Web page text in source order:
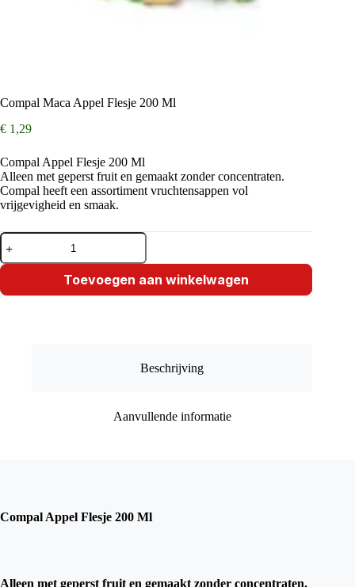
Compal Maca Appel Flesje 200 Ml
€ 1,29
Compal Appel Flesje 200 Ml
Alleen met geperst fruit en gemaakt zonder concentraten.
Compal heeft een assortiment vruchtensappen vol
vrijgevigheid en smaak.
Compal
Maca
Appel
200
Toevoegen aan winkelwagen
Beschrijving
Aanvullende informatie
Compal Appel Flesje 200 Ml
Alleen met geperst fruit en gemaakt zonder concentraten.